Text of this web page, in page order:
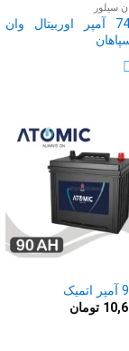
سیلور
باتری 74 آمپر اوربیتال وان
تومان